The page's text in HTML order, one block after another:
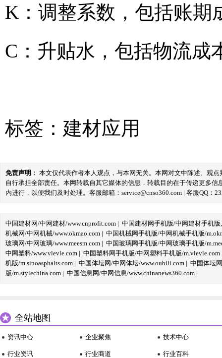
K：调整系数，包括账期
C：升贴水，包括物流成
标签： 建材应用
免责声明 ： 本文仅代表作者本人观点，与本网无关。本网对文中陈述、观
自行承担全部责任。本网转载自其它媒体的信息，转载目的在于传递更多
内进行，以便我们及时处理。客服邮箱：service@cnso360.com | 客服QQ：
中国建材网/中网建材/www.cnprofit.com | 中国建材网手机版/中网建材手机版
机械网/中网机械/www.okmao.com | 中国机械网手机版/中网机械手机版/
玻璃网/中网玻璃/www.meesm.com | 中国玻璃网手机版/中网玻璃手机版/
中网塑料/www.vlevle.com | 中国塑料网手机版/中网塑料手机版/m.vlevle.com
机版/m.sinoasphalts.com | 中国体坛网/中网体坛/www.oubili.com | 中国体坛
版/m.stylechina.com | 中国信息网/中网信息/www.chinanews360.com |
全站地图
资讯中心
行业资讯
企业聚焦
行业商道
技术中心
行业百科